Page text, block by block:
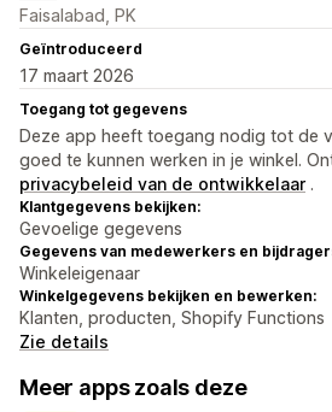
Faisalabad, PK
Geïntroduceerd
17 maart 2026
Toegang tot gegevens
Deze app heeft toegang nodig tot de
goed te kunnen werken in je winkel.
privacybeleid van de ontwikkelaar .
Klantgegevens bekijken:
Gevoelige gegevens
Gegevens van medewerkers en
Winkeleigenaar
Winkelgegevens bekijken en bewerken:
Klanten, producten, Shopify Functions
Zie details
Meer apps zoals deze